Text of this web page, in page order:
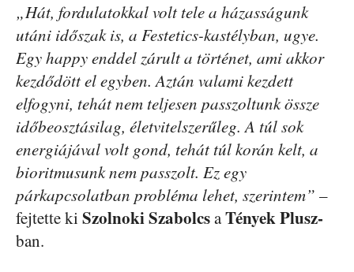
„Hát, fordulatokkal volt tele a házasságunk
utáni időszak is, a Festetics-kastélyban, ugye.
Egy happy enddel zárult a történet, ami akkor
kezdődött el egyben. Aztán valami kezdett
elfogyni, tehát nem teljesen passzoltunk össze
időbeosztásilag, életvitelszerűleg. A túl sok
energiájával volt gond, tehát túl korán kelt, a
bioritmusunk nem passzolt. Ez egy
párkapcsolatban probléma lehet, szerintem” –
fejtette ki Szolnoki SzabolcsaTények Plusz-
ban.